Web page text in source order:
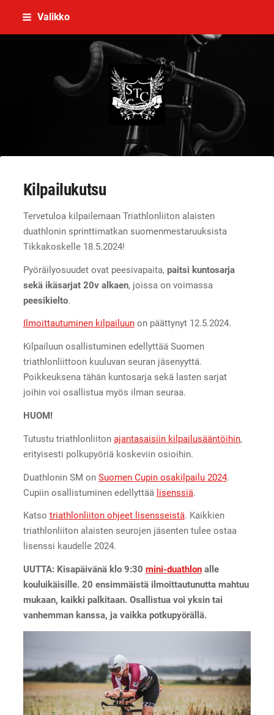
Siirry
Valikko
Stamina Triathlon Club Ry
Kilpailukutsu
Tervetuloa kilpailemaan Triathlonliiton alaisten
duathlonin sprinttimatkan suomenmestaruuksista
Tikkakoskelle 18.5.2024!
Pyöräilyosuudet ovat peesivapaita, paitsi kuntosarja
sekä ikäsarjat 20v alkaen, joissa on voimassa
peesikielto.
Ilmoittautuminen kilpailuunon päättynyt 12.5.2024.
Kilpailuun osallistuminen edellyttää Suomen
triathlonliittoon kuuluvan seuran jäsenyyttä.
Poikkeuksena tähän kuntosarja sekä lasten sarjat
joihin voi osallistua myös ilman seuraa.
HUOM!
Tutustu triathlonliiton ajantasaisiin kilpailusääntöihin,
erityisesti polkupyöriä koskeviin osioihin.
Duathlonin SM on Suomen Cupin osakilpailu 2024.
Cupiin osallistuminen edellyttää lisenssiä.
Katso triathlonliiton ohjeet lisensseistä. Kaikkien
triathlonliiton alaisten seurojen jäsenten tulee ostaa
lisenssi kaudelle 2024.
UUTTA: Kisapäivänä klo 9:30 mini-duathlonalle
kouluikäisille. 20 ensimmäistä ilmoittautunutta mahtuu
mukaan, kaikki palkitaan. Osallistua voi yksin tai
vanhemman kanssa, ja vaikka potkupyörällä.